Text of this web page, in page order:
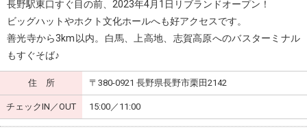
長野駅東口すぐ目の前、2023年4月1日リブランドオープン！
ビッグハットやホクト文化ホールへも好アクセスです。
善光寺から3km以内。白馬、上高地、志賀高原へのバスターミナル
もすぐそば♪
住 所 〒380-0921 長野県長野市栗田2142
チェックIN／OUT 15:00／11:00